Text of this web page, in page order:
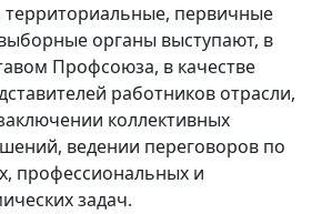
территориальные, первичные
органы выступают, в
Профсоюза, в качестве
работников отрасли,
коллективных
ведении переговоров по
профессиональных и
задач.